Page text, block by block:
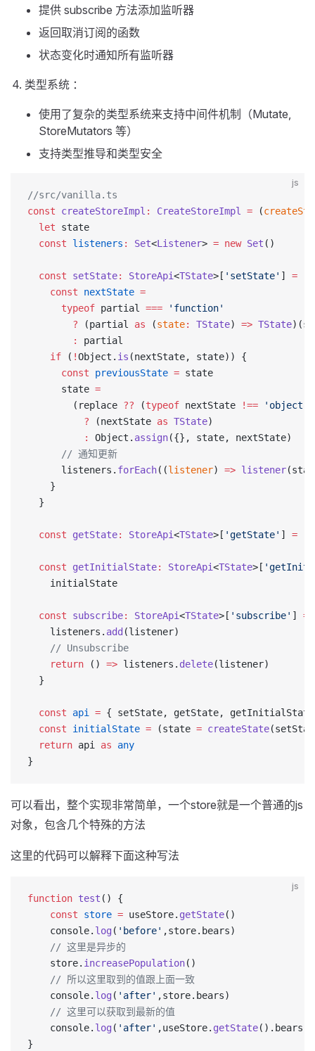
提供 subscribe 方法添加监听器
返回取消订阅的函数
状态变化时通知所有监听器
类型系统 ：
使用了复杂的类型系统来支持中间件机制（Mutate,
StoreMutators 等）
支持类型推导和类型安全
js
//src/vanilla.ts
const createStoreImpl : CreateStoreImpl = (
  let
state
  const
listeners : Set<Listener> = new Set ()
  const
setState: StoreApi<TState>[ 'setState' ] =
    const
nextState =
      typeof
partial === 'function'
        ?
(partial as (state: TState) => TState
        :
partial
    if
( !Object. is (nextState, state)) {
      const
previousState = state
      state
=
        (replace
?? (typeof nextState !== 'object'
          ?
(nextState as TState)
          :
Object. assign({}, state, nextState)
      // 通知更新
      listeners.
forEach((listener) => listener
    }
  }
  const
getState: StoreApi<TState>[ 'getState' ] =
  const
getInitialState: StoreApi<TState>[
    initialState
  const
subscribe: StoreApi<TState>[ 'subscribe' ] =
    listeners.
add (listener)
    // Unsubscribe
    return
() => listeners. delete(listener)
  }
  const
api = { setState, getState,
  const
initialState = (state = createState
  return
api as any
}
可以看出，整个实现非常简单，一个store就是一个普通的js
对象，包含几个特殊的方法
这里的代码可以解释下面这种写法
js
function test () {
    const
store = useStore. getState()
    console.
log ( 'before' ,store.bears)
    // 这里是异步的
    store.
increasePopulation()
    // 所以这里取到的值跟上面一致
    console.
log ( 'after' ,store.bears)
  	// 这里可以获取到最新的值
    console.
log ( 'after' ,useStore. getState().bears)
}